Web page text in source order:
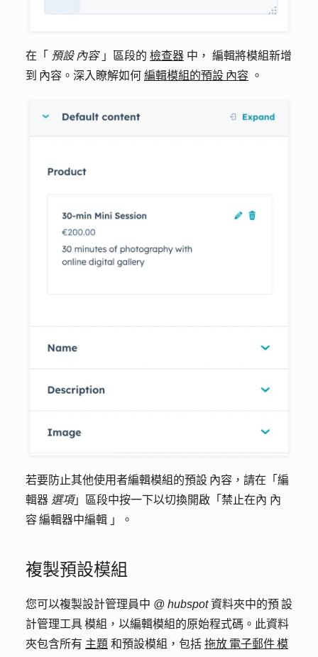
在「 預設 內容 」區段的 檢查器 中， 編輯將模組新增
到 內容。深入瞭解如何 編輯模組的預設 內容 。
若要防止其他使用者編輯模組的預設 內容，請在「編
輯器 選項」區段中按一下以切換開啟「禁止在內 內
容 編輯器中編輯 」。
複製預設模組
您可以複製設計管理員中 @ hubspot資料夾中的預 設
計管理工具 模組，以編輯模組的原始程式碼。此資料
夾包含所有 主題 和預設模組，包括 拖放 電子郵件 模